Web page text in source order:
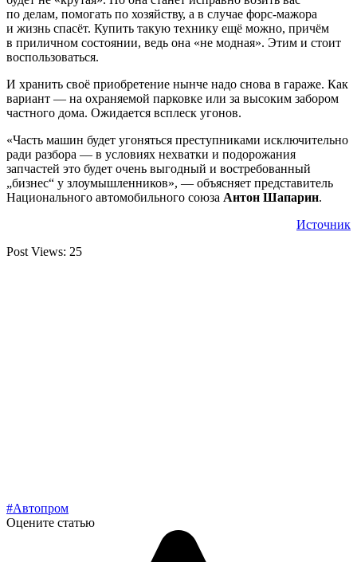
по делам, помогать по хозяйству, а в случае форс-мажора
и жизнь спасёт. Купить такую технику ещё можно, причём
в приличном состоянии, ведь она «не модная». Этим и стоит
воспользоваться.
И хранить своё приобретение нынче надо снова в гараже. Как
вариант — на охраняемой парковке или за высоким забором
частного дома. Ожидается всплеск угонов.
«Часть машин будет угоняться преступниками исключительно
ради разбора — в условиях нехватки и подорожания
запчастей это будет очень выгодный и востребованный
„бизнес“ у злоумышленников», — объясняет представитель
Национального автомобильного союза Антон Шапарин.
Источник
Post Views: 25
#Автопром
Оцените статью